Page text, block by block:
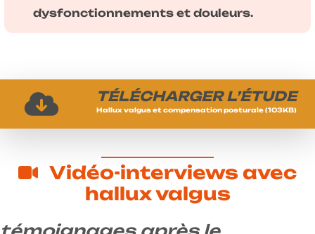
dysfonctionnements et douleurs.
TÉLÉCHARGER L’ÉTUDE
Hallux valgus et compensation posturale (103KB)
Vidéo-interviews avec
hallux valgus